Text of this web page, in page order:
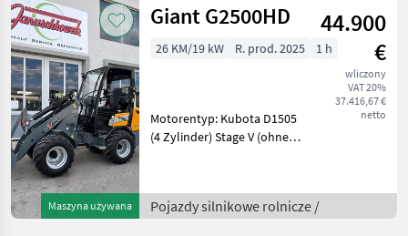
Maszyna używana
Giant G2500HD
44.900
€
wliczony
VAT 20%
37.416,67 €
netto
26 KM/19 kW R. prod. 2025 1 h
Motorentyp: Kubota D1505
(4 Zylinder) Stage V (ohne
kW Antrieb •
Hydrostatischer
Pojazdy silnikowe rolnicze /